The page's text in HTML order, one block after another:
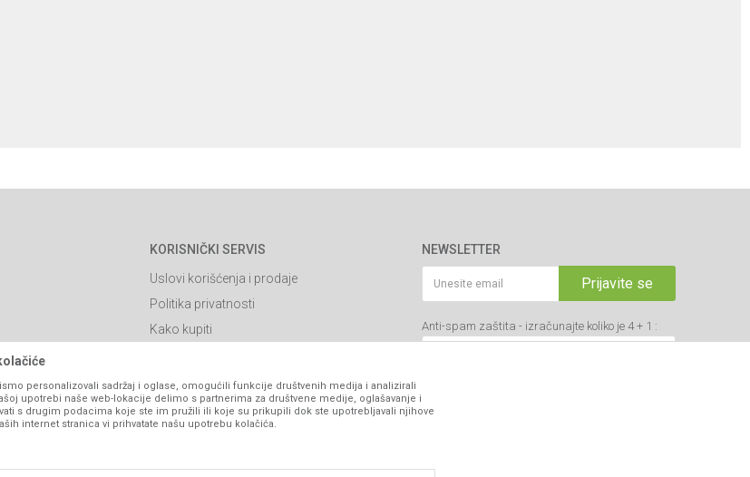
KORISNIČKI SERVIS
Uslovi korišćenja i prodaje
Politika privatnosti
Kako kupiti
Click & Collect
Načini plaćanja
Plaćanje karticama
NEWSLETTER
Prijavite se
Anti-spam zaštita - izračunajte koliko je 4 + 1 :
VIBER I SMS NEWSLETTER
personalizovali sadržaj i oglase, omogućili funkcije društvenih medija i analizirali
upotrebi naše web-lokacije delimo s partnerima za društvene medije, oglašavanje i
s drugim podacima koje ste im pružili ili koje su prikupili dok ste upotrebljavali njihove
internet stranica vi prihvatate našu upotrebu kolačića.